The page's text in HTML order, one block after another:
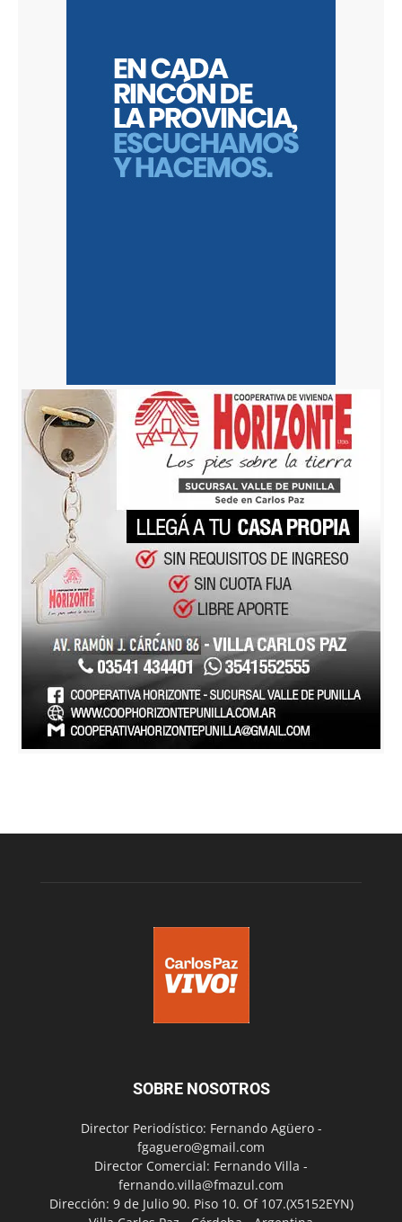
SOBRE NOSOTROS
Director Periodístico: Fernando Agüero -
fgaguero@gmail.com
Director Comercial: Fernando Villa -
fernando.villa@fmazul.com
Dirección: 9 de Julio 90. Piso 10. Of 107.(X5152EYN)